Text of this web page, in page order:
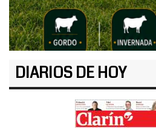
DIARIOS DE HOY